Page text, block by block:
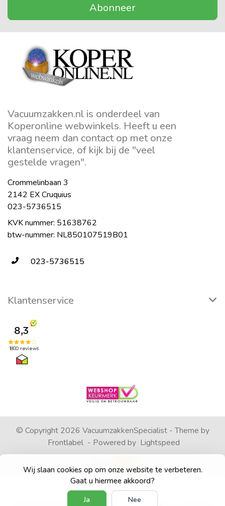
Wij slaan cookies op om onze website te verbeteren.
Gaat u hiermee akkoord?
Ja Nee
Abonneer
Vacuumzakken.nl is onderdeel van
Koperonline webwinkels. Heeft u een
vraag neem dan contact op met onze
klantenservice, of kijk bij de "veel
gestelde vragen".
Crommelinbaan 3
2142 EX Cruquius
023-5736515
KVK nummer: 51638762
btw-nummer: NL850107519B01
023-5736515
Klantenservice
© Copyright 2026 VacuumzakkenSpecialist - Theme by
Frontlabel - Powered by Lightspeed